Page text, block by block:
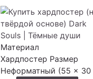
Материал
Хардпостер Размер
Неформатный (55 × 30